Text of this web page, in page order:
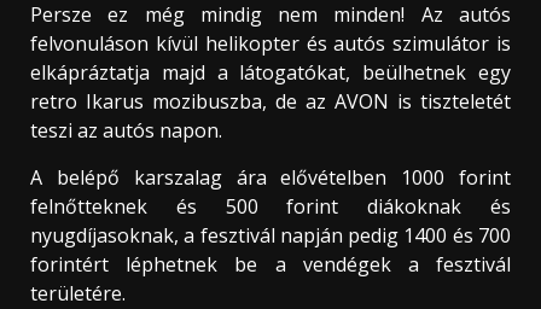
Persze ez még mindig nem minden! Az autós
felvonuláson kívül helikopter és autós szimulátor is
elkápráztatja majd a látogatókat, beülhetnek egy
retro Ikarus mozibuszba, de az AVON is tiszteletét
teszi az autós napon.
A belépő karszalag ára elővételben 1000 forint
felnőtteknek és 500 forint diákoknak és
nyugdíjasoknak, a fesztivál napján pedig 1400 és 700
forintért léphetnek be a vendégek a fesztivál
területére.